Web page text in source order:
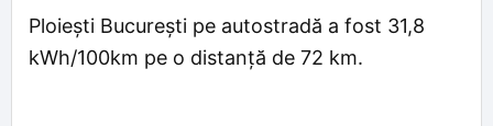
Ploiești București pe autostradă a fost 31,8
kWh/100km pe o distanță de 72 km.